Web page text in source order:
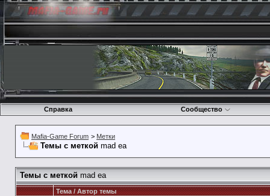
Справка Сообщество
Mafia-Game Forum > Метки
Темы с меткой mad ea
Темы с меткой mad ea
Тема / Автор темы